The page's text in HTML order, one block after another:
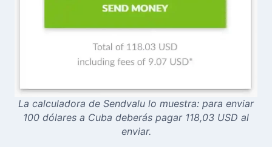
La calculadora de Sendvalu lo muestra: para enviar
100 dólares a Cuba deberás pagar 118,03 USD al
enviar.